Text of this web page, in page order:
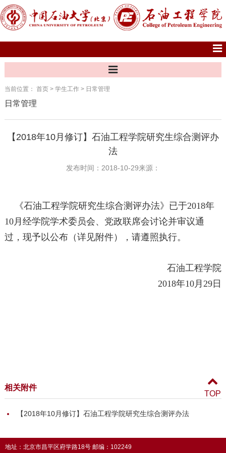
当前位置： 首页> 学生工作> 日常管理
日常管理
【2018年10月修订】石油工程学院研究生综合测评办
法
发布时间：2018-10-29来源：
《石油工程学院研究生综合测评办法》已于2018年
10月经学院学术委员会、党政联席会讨论并审议通
过，现予以公布（详见附件），请遵照执行。
石油工程学院
2018年10月29日
相关附件
【2018年10月修订】石油工程学院研究生综合测评办法
地址：北京市昌平区府学路18号 邮编：102249
TOP